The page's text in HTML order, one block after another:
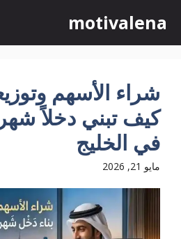
إلى
المحتوى
motivalena
شراء الأسهم
كيف تبني دخلاً
في الخليج
مايو 21, 2026